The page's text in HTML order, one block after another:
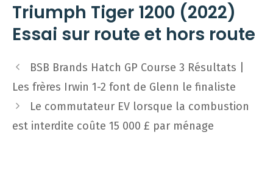
Triumph Tiger 1200 (2022)
Essai sur route et hors route
Navigation
des
BSB Brands Hatch GP Course 3 Résultats |
Les frères Irwin 1-2 font de Glenn le finaliste
Le commutateur EV lorsque la combustion
est interdite coûte 15 000 £ par ménage